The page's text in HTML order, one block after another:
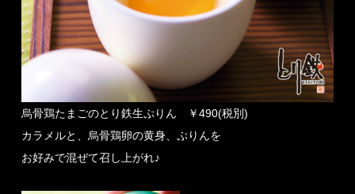
烏骨鶏たまごのとり鉄生ぷりん ￥490(税別)
カラメルと、烏骨鶏卵の黄身、ぷりんを
お好みで混ぜて召し上がれ♪